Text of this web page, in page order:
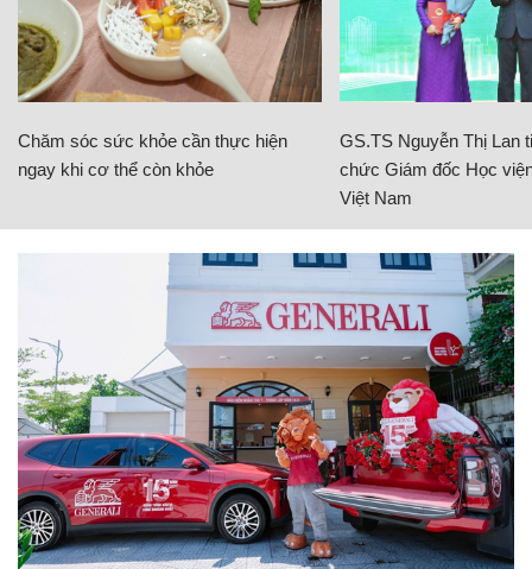
Chăm sóc sức khỏe cần thực hiện
ngay khi cơ thể còn khỏe
GS.TS Nguyễn Thị Lan
chức Giám đốc Học
Việt Nam